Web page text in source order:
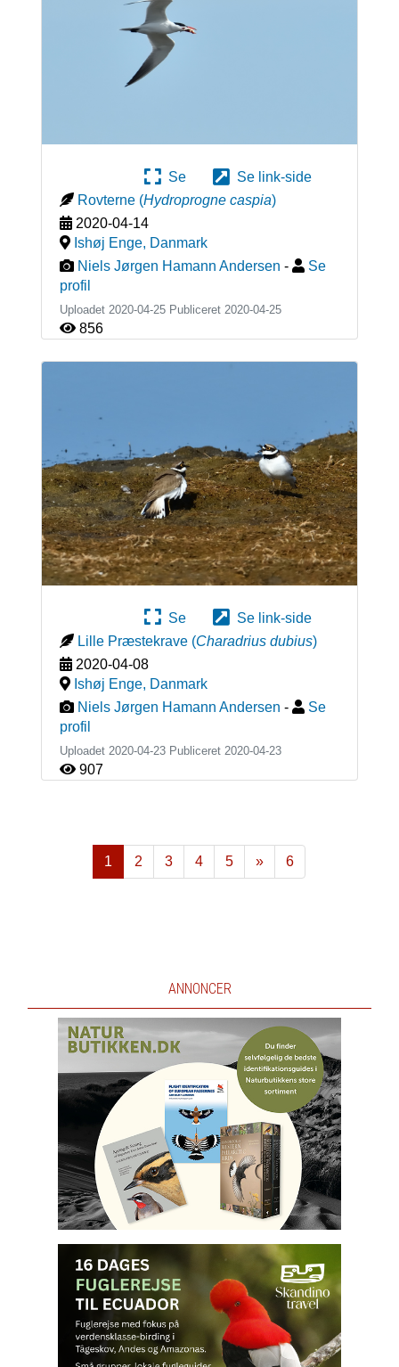
Se
Se link-side
Rovterne (Hydroprogne caspia)
2020-04-14
Ishøj Enge, Danmark
Niels Jørgen Hamann Andersen -
Se
profil
Uploadet 2020-04-25 Publiceret 2020-04-25
856
Se
Se link-side
Lille Præstekrave (Charadrius dubius)
2020-04-08
Ishøj Enge, Danmark
Niels Jørgen Hamann Andersen -
Se
profil
Uploadet 2020-04-23 Publiceret 2020-04-23
907
1 2 3 4 5
»
Næste
6
ANNONCER